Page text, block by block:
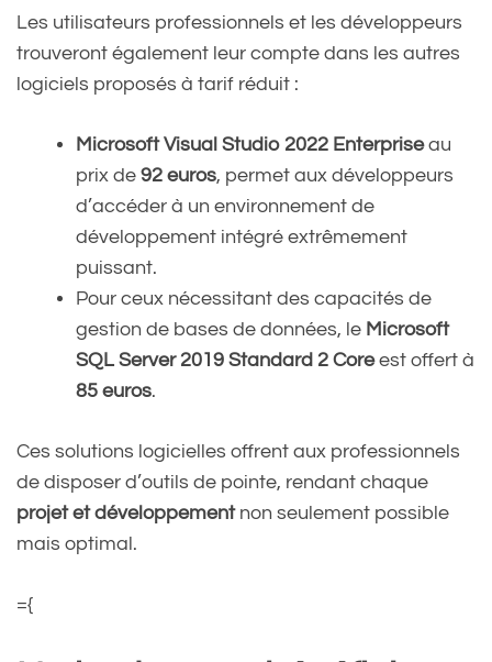
Les utilisateurs professionnels et les développeurs
trouveront également leur compte dans les autres
logiciels proposés à tarif réduit :
Microsoft Visual Studio 2022 Enterpriseau
prix de 92 euros, permet aux développeurs
d’accéder à un environnement de
développement intégré extrêmement
puissant.
Pour ceux nécessitant des capacités de
gestion de bases de données, le Microsoft
SQL Server 2019 Standard 2 Coreest offert à
85 euros.
Ces solutions logicielles offrent aux professionnels
de disposer d’outils de pointe, rendant chaque
projet et développementnon seulement possible
mais optimal.
={